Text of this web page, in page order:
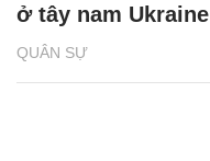
QUÂN SỰ
ở tây nam Ukraine